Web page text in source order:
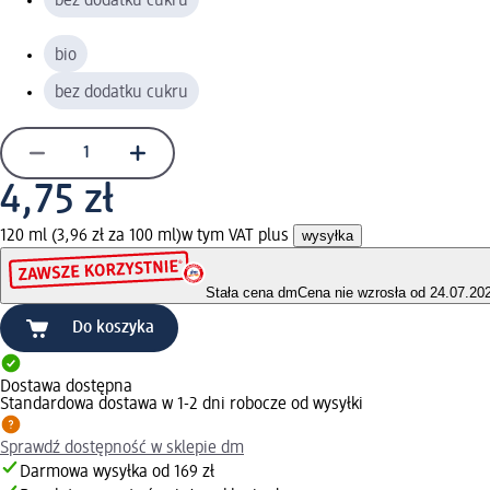
bio
bez dodatku cukru
4,75 zł
120 ml (3,96 zł za 100 ml)w tym VAT plus wysyłka
Stała cena dmCena nie wzrosła od
Do koszyka
Dostawa dostępna
Standardowa dostawa w 1-2 dni robocze od wysyłki
Sprawdź dostępność w sklepie dm
Darmowa wysyłka od 169 zł